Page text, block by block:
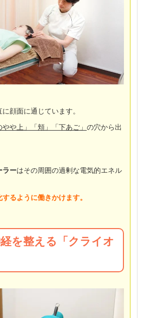
顔面に通じています。
やや上」「頬」「下あご」 の穴から出
ラーはその周囲の過剰な電気的エネル
るように働きかけます。
を整える「クライオ